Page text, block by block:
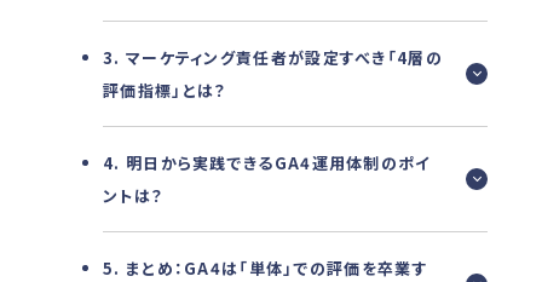
3. マーケティング責任者が設定すべき「4層の
評価指標」とは？
4. 明日から実践できるGA4運用体制のポイ
ントは？
5. まとめ：GA4は「単体」での評価を卒業す